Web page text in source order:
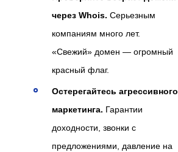
через Whois. Серьезным
компаниям много лет.
«Свежий» домен — огромный
красный флаг.
Остерегайтесь агрессивного
маркетинга. Гарантии
доходности, звонки с
предложениями, давление на